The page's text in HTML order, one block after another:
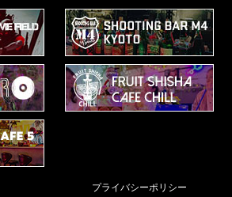
プライバシーポリシー